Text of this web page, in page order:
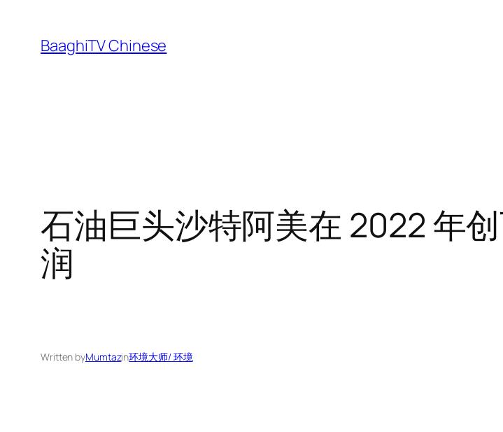
content
BaaghiTV Chinese
石油巨头沙特阿美在 2022 年
润
Written byMumtazin环境大师/ 环境